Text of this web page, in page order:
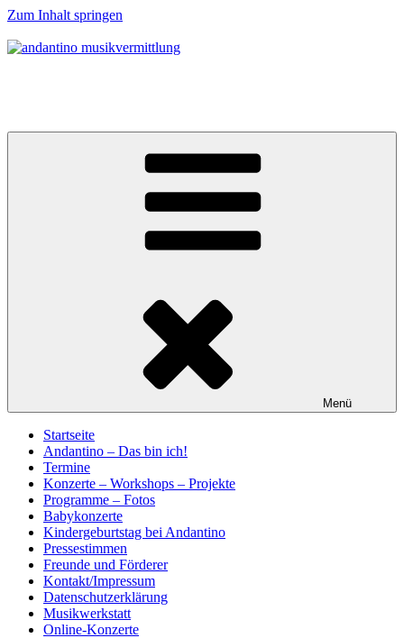
Zum Inhalt springen
Menü
Startseite
Andantino – Das bin ich!
Termine
Konzerte – Workshops – Projekte
Programme – Fotos
Babykonzerte
Kindergeburtstag bei Andantino
Pressestimmen
Freunde und Förderer
Kontakt/Impressum
Datenschutzerklärung
Musikwerkstatt
Online-Konzerte